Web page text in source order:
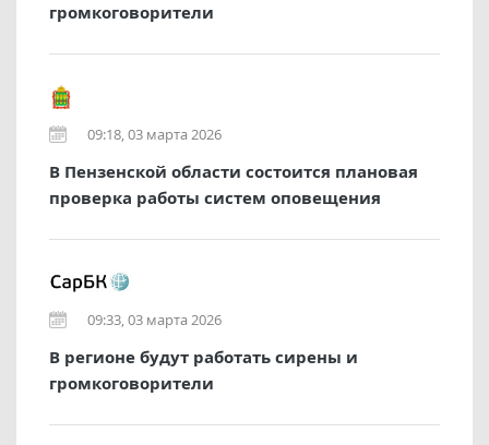
громкоговорители
09:18, 03 марта 2026
В Пензенской области состоится плановая
проверка работы систем оповещения
09:33, 03 марта 2026
В регионе будут работать сирены и
громкоговорители